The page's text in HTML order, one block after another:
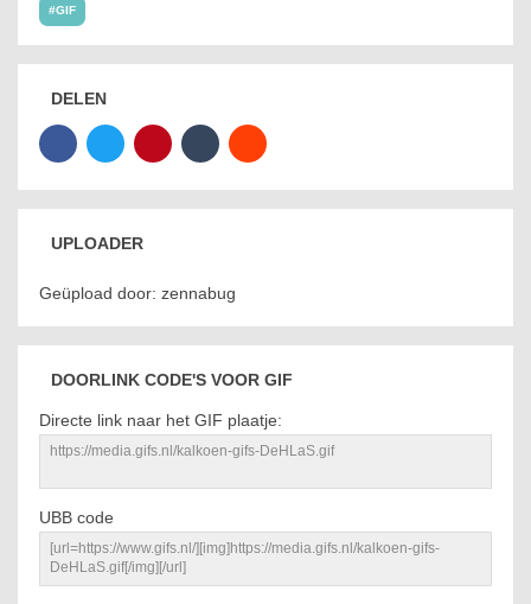
GIF
DELEN
UPLOADER
Geüpload door: zennabug
DOORLINK CODE'S VOOR GIF
Directe link naar het GIF plaatje:
UBB code